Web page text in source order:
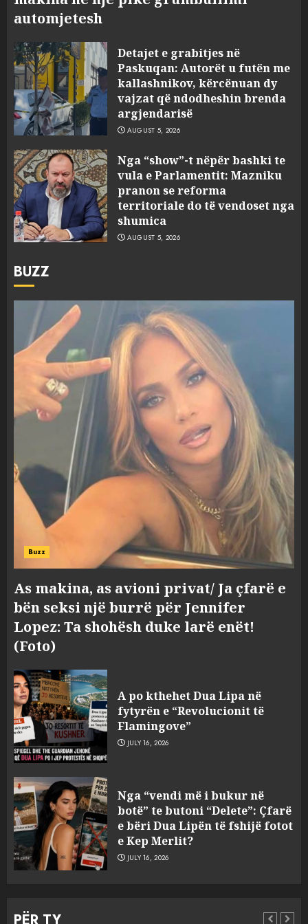
automjetesh
Detajet e grabitjes në
Paskuqan: Autorët u futën me
kallashnikov, kërcënuan dy
vajzat që ndodheshin brenda
argjendarisë
AUGUST 5, 2026
Nga “show”-t nëpër bashki te
vula e Parlamentit: Mazniku
pranon se reforma
territoriale do të vendoset nga
shumica
AUGUST 5, 2026
BUZZ
Buzz
As makina, as avioni privat/ Ja çfarë e
bën seksi një burrë për Jennifer
Lopez: Ta shohësh duke larë enët!
(Foto)
A po kthehet Dua Lipa në
fytyrën e “Revolucionit të
Flamingove”
JULY 16, 2026
Nga “vendi më i bukur në
botë” te butoni “Delete”: Çfarë
e bëri Dua Lipën të fshijë fotot
e Kep Merlit?
JULY 16, 2026
3
vula e Parlamentit: Mazniku
pranon se reforma
territoriale do të vendoset nga
shumica
AUGUST 5, 2026
Aeroportin e Vlorës: MABCO